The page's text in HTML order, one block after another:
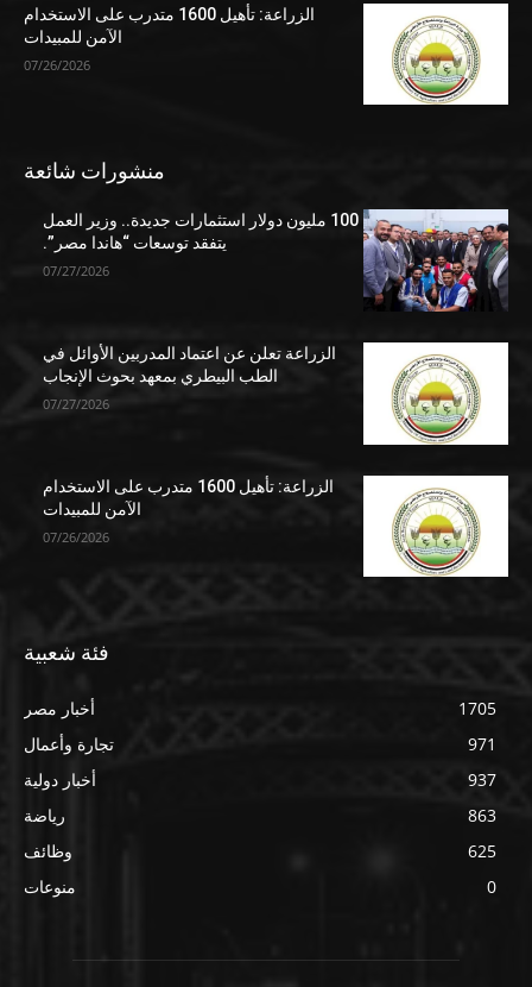
الزراعة: تأهيل 1600 متدرب على الاستخدام
الآمن للمبيدات
07/26/2026
منشورات شائعة
100 مليون دولار استثمارات جديدة.. وزير العمل
يتفقد توسعات “هاندا مصر”.
07/27/2026
الزراعة تعلن عن اعتماد المدربين الأوائل في
الطب البيطري بمعهد بحوث الإنجاب
07/27/2026
الزراعة: تأهيل 1600 متدرب على الاستخدام
الآمن للمبيدات
07/26/2026
فئة شعبية
أخبار مصر
1705
تجارة وأعمال
971
أخبار دولية
937
رياضة
863
وظائف
625
منوعات
0